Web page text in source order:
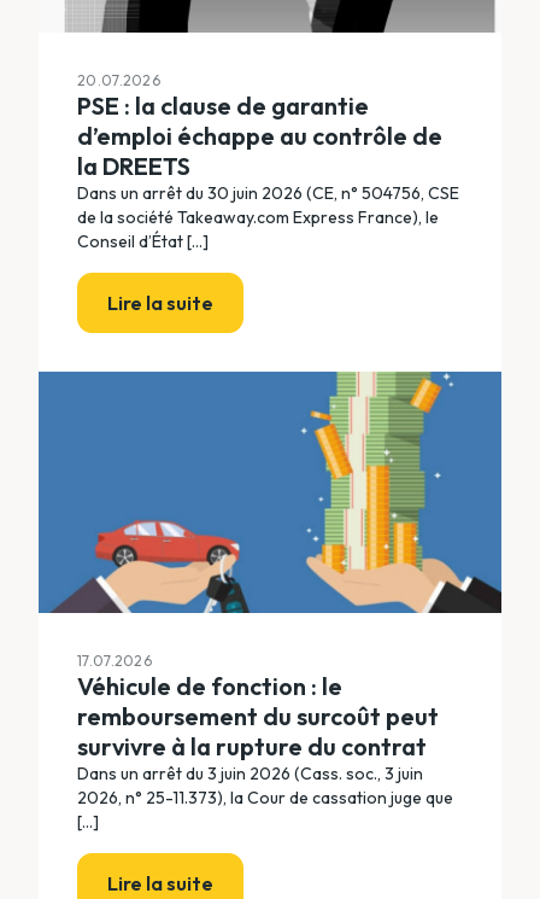
20.07.2026
PSE : la clause de garantie
d’emploi échappe au contrôle de
la DREETS
Dans un arrêt du 30 juin 2026 (CE, n° 504756, CSE
de la société Takeaway.com Express France), le
Conseil d’État [...]
Lire la suite
17.07.2026
Véhicule de fonction : le
remboursement du surcoût peut
survivre à la rupture du contrat
Dans un arrêt du 3 juin 2026 (Cass. soc., 3 juin
2026, n° 25-11.373), la Cour de cassation juge que
[...]
Lire la suite